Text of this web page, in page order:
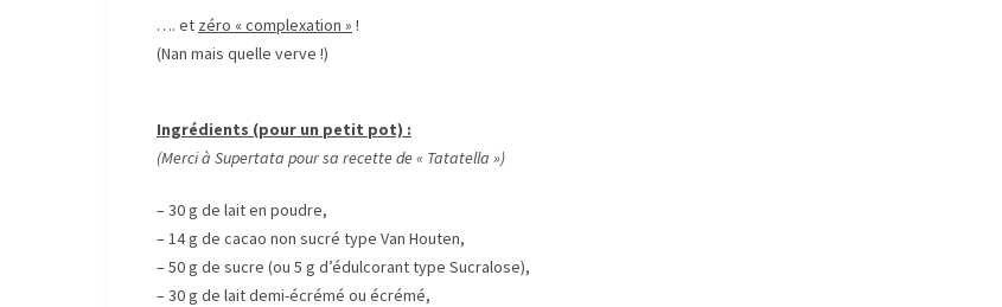
…. et zéro « complexation » !
(Nan mais quelle verve !)
Ingrédients (pour un petit pot) :
(Merci à Supertata pour sa recette de « Tatatella »)
– 30 g de lait en poudre,
– 14 g de cacao non sucré type Van Houten,
– 50 g de sucre (ou 5 g d’édulcorant type Sucralose),
– 30 g de lait demi-écrémé ou écrémé,